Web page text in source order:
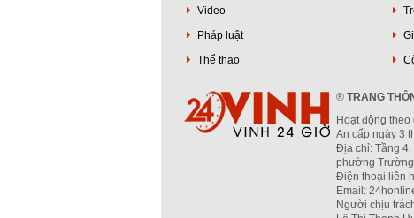
Video
Pháp luật
Thể thao
® TRANG
Hoạt động
An cấp ngày 3
Địa chỉ: Tầng 4,
phường Trường
Điện thoại liên
Email:
Người chịu